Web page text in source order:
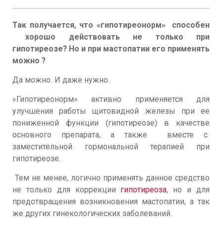
Так получается, что «гипотиреонорм» способен
хорошо действовать не только при
гипотиреозе? Но и при мастопатии его применять
можно ?
Да можно. И даже нужно.
«Гипотиреонорм» активно применяется для
улучшения работы щитовидной железы при ее
пониженной функции (гипотиреозе) в качестве
основного препарата, а также вместе с
заместительной гормональной терапией при
гипотиреозе.
Тем не менее, логично применять данное средство
не только для коррекции гипотиреоза, но и для
предотвращения возникновения мастопатии, а так
же других гинекологических заболеваний.